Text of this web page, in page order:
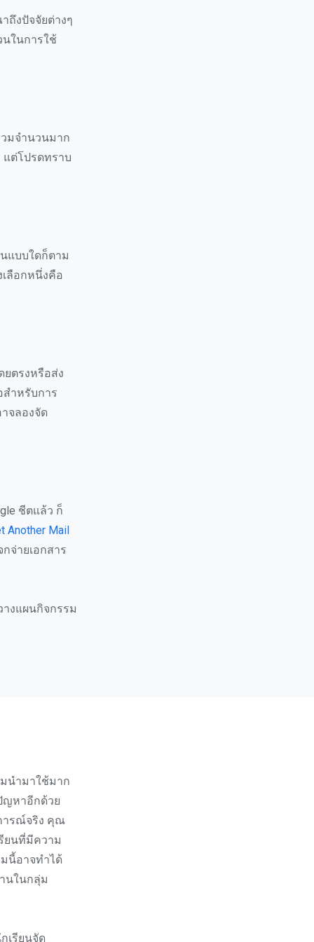
ถึงปัจจัยต่างๆ
นในการใช้
มจำนวนมาก
แต่โปรดทราบ
แบบใดก็ตาม
ลือกหนึ่งคือ
ตรงหรือส่ง
สำหรับการ
จลองจัด
ชีตแล้ว ก็
Another Mail
จ่ายเอกสาร
งแผนกิจกรรม
นำมาใช้มาก
ญหาอีกด้วย
ารณ์จริง คุณ
ยนที่มีความ
นี้อาจทำได้
นในกลุ่ม
เรียนจัด